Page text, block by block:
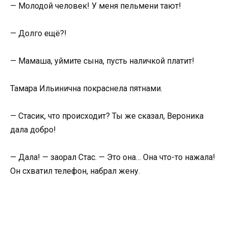
— Молодой человек! У меня пельмени тают!
— Долго ещё?!
— Мамаша, уймите сына, пусть наличкой платит!
Тамара Ильинична покраснела пятнами.
— Стасик, что происходит? Ты же сказал, Вероника
дала добро!
— Дала! — заорал Стас. — Это она… Она что-то нажала!
Он схватил телефон, набрал жену.